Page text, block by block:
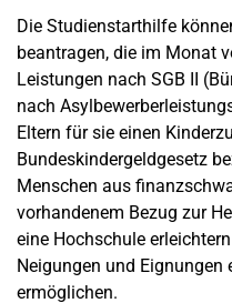
Die Studienstarthilfe
beantragen, die im Monat
Leistungen nach SGB II
nach
Eltern für sie einen
Bundeskindergeldgesetz
Menschen aus
vorhandenem Bezug zur
eine Hochschule
Neigungen und Eignungen
ermöglichen.